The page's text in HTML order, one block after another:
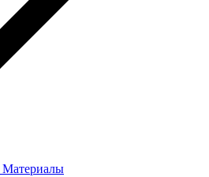
Материалы